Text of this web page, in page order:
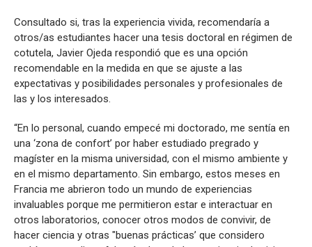
Consultado si, tras la experiencia vivida, recomendaría a
otros/as estudiantes hacer una tesis doctoral en régimen de
cotutela, Javier Ojeda respondió que es una opción
recomendable en la medida en que se ajuste a las
expectativas y posibilidades personales y profesionales de
las y los interesados.
“En lo personal, cuando empecé mi doctorado, me sentía en
una ‘zona de confort’ por haber estudiado pregrado y
magíster en la misma universidad, con el mismo ambiente y
en el mismo departamento. Sin embargo, estos meses en
Francia me abrieron todo un mundo de experiencias
invaluables porque me permitieron estar e interactuar en
otros laboratorios, conocer otros modos de convivir, de
hacer ciencia y otras "buenas prácticas’ que considero